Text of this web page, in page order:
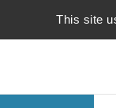
This site